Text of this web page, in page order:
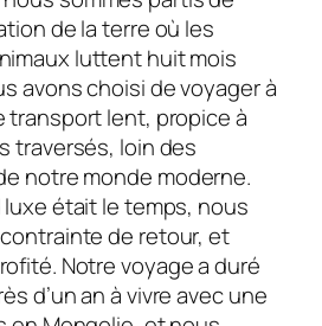
de la terre où les
luttent huit mois
avons choisi de voyager à
transport lent, propice à
traversés, loin des
notre monde moderne.
était le temps, nous
contrainte de retour, et
Notre voyage a duré
d’un an à vivre avec une